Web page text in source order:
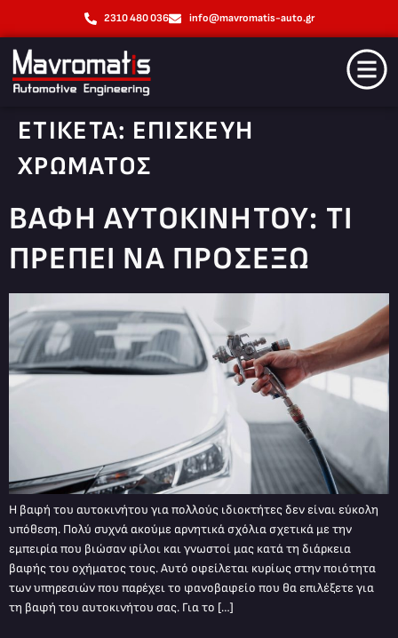
2310 480 036 info@mavromatis-auto.gr
ΕΤΙΚΈΤΑ: ΕΠΙΣΚΕΥΗ
ΧΡΩΜΑΤΟΣ
ΒΑΦΉ ΑΥΤΟΚΙΝΉΤΟΥ: ΤΊ
ΠΡΈΠΕΙ ΝΑ ΠΡΟΣΈΞΩ
Η βαφή του αυτοκινήτου για πολλούς ιδιοκτήτες δεν είναι εύκολη
υπόθεση. Πολύ συχνά ακούμε αρνητικά σχόλια σχετικά με την
εμπειρία που βιώσαν φίλοι και γνωστοί μας κατά τη διάρκεια
βαφής του οχήματος τους. Αυτό οφείλεται κυρίως στην ποιότητα
των υπηρεσιών που παρέχει το φανοβαφείο που θα επιλέξετε για
τη βαφή του αυτοκινήτου σας. Για το […]